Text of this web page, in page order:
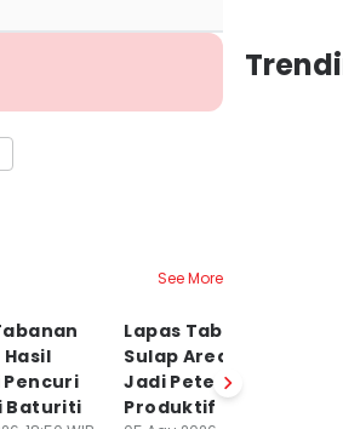
See More
Baturiti
Lapas Tabanan
Sulap Area Sempit
Jadi Peternakan
Produktif